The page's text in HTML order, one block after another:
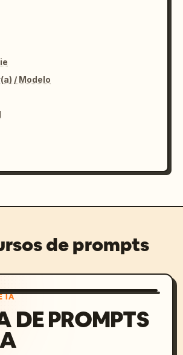
/ Modelo
de prompts
IA
DE PROMPTS